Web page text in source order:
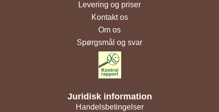
Levering og priser
Kontakt os
Om os
Spørgsmål og svar
Juridisk information
Handelsbetingelser